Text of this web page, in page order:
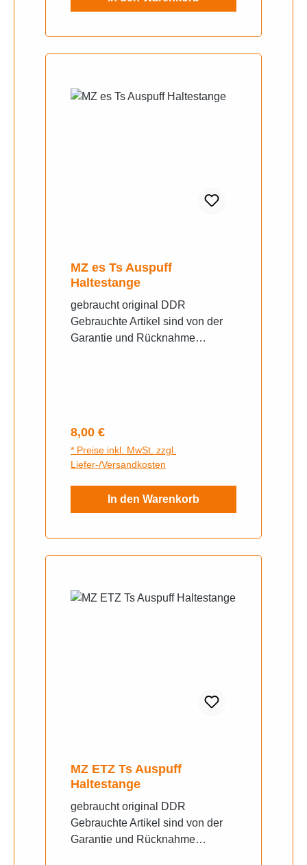
MZ es Ts Auspuff
Haltestange
gebraucht original DDR
Gebrauchte Artikel sind von der
Garantie und Rücknahme
Regulärer Preis:
8,00 €
* Preise inkl. MwSt. zzgl.
Liefer-/Versandkosten
In den Warenkorb
MZ ETZ Ts Auspuff
Haltestange
gebraucht original DDR
Gebrauchte Artikel sind von der
Garantie und Rücknahme